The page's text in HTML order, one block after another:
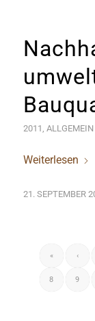
2011 , ALLGEMEIN
Weiterlesen
21. SEPTEMBER
« ‹
8 9